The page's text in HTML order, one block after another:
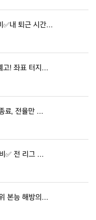
✅내 퇴근 시간…
고! 좌표 터지…
료, 전율만 …
✅ 전 리그 …
본능 해방의…